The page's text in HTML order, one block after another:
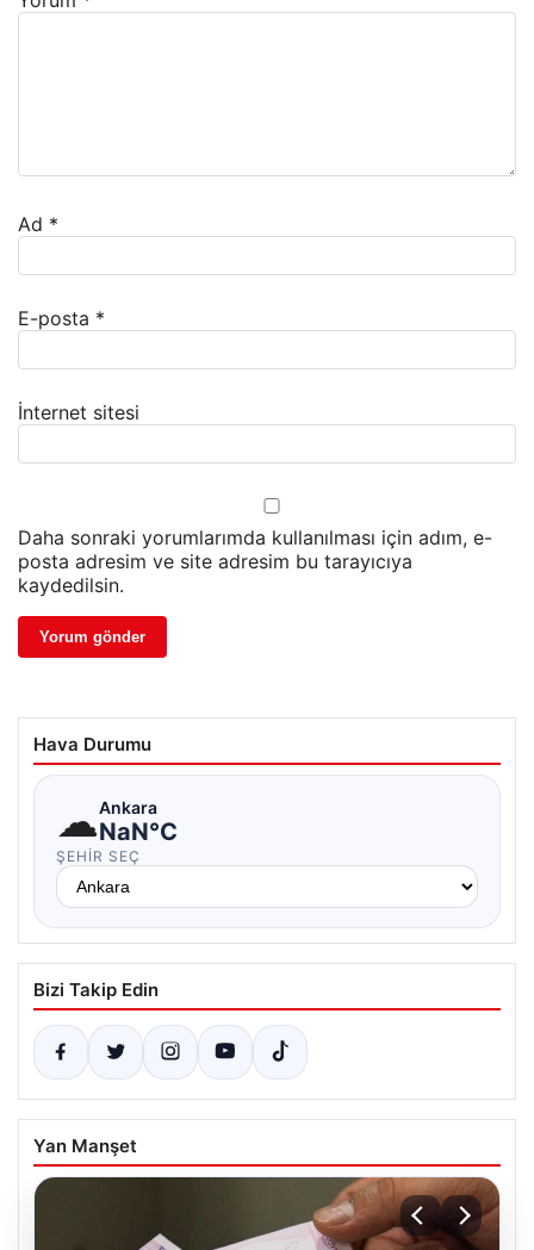
Ad *
E-posta *
İnternet sitesi
Daha sonraki yorumlarımda kullanılması için adım, e-
posta adresim ve site adresim bu tarayıcıya
kaydedilsin.
Hava Durumu
☁Ankara
NaN°C
ŞEHIR SEÇ
Bizi Takip Edin
Yan Manşet